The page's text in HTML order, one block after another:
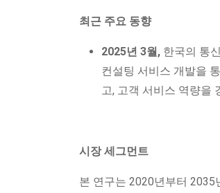
최근 주요 동향
2025년 3월, 한국의 통
컨설팅 서비스 개발을
고, 고객 서비스 역량을
시장 세그먼트
본 연구는 2020년부터 2035